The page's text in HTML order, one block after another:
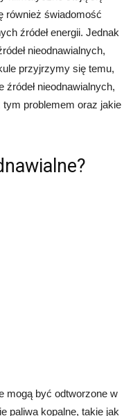
również świadomość
źródeł energii. Jednak
nieodnawialnych,
przyjrzymy się temu,
źródeł nieodnawialnych,
tym problemem oraz jakie
mogą być odtworzone w
paliwa kopalne, takie jak